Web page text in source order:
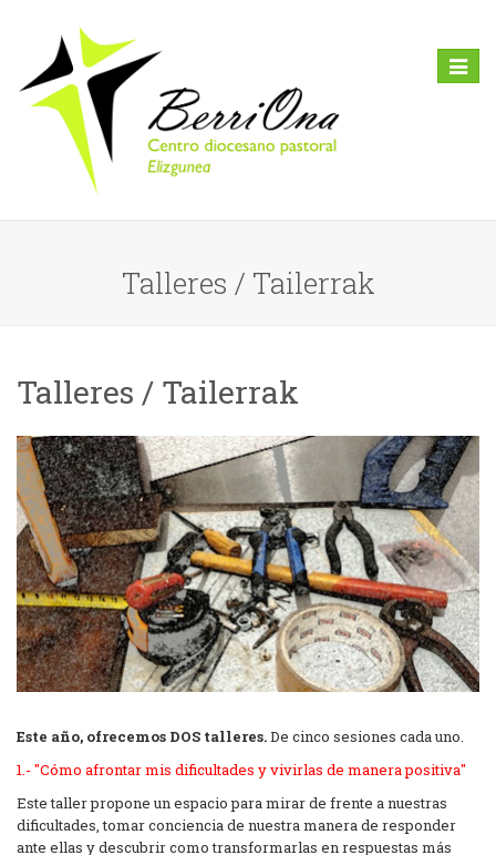
Toggle
Talleres / Tailerrak
Talleres / Tailerrak
Este año, ofrecemos DOS talleres.De cinco sesiones cada uno.
1.- "Cómo afrontar mis dificultades y vivirlas de manera positiva"
Este taller propone un espacio para mirar de frente a nuestras
dificultades, tomar conciencia de nuestra manera de responder
ante ellas y descubrir como transformarlas en respuestas más